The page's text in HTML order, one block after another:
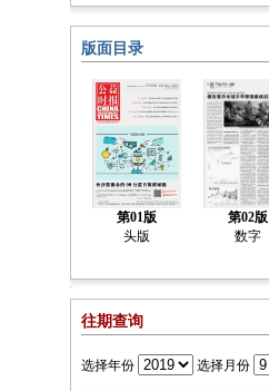
版面目录
第01版
头版
第02版
数字
往期查询
选择年份 选择月份